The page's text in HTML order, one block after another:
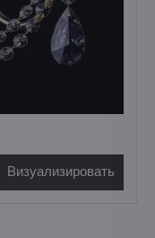
Визуализировать